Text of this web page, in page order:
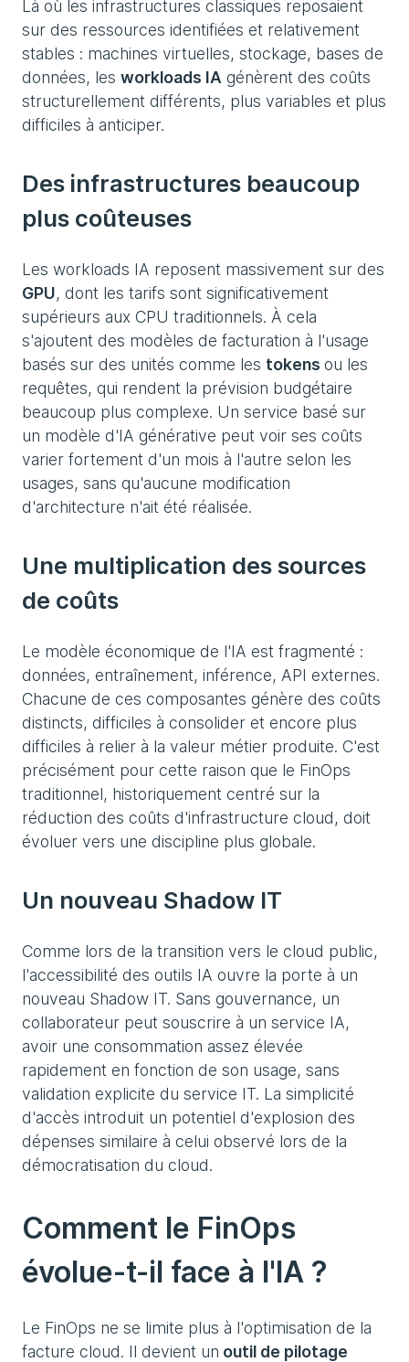
Là où les infrastructures classiques reposaient
sur des ressources identifiées et relativement
stables : machines virtuelles, stockage, bases de
données, les workloads IA génèrent des coûts
structurellement différents, plus variables et plus
difficiles à anticiper.
Des infrastructures beaucoup
plus coûteuses
Les workloads IA reposent massivement sur des
GPU, dont les tarifs sont significativement
supérieurs aux CPU traditionnels. À cela
s'ajoutent des modèles de facturation à l'usage
basés sur des unités comme les tokens ou les
requêtes, qui rendent la prévision budgétaire
beaucoup plus complexe. Un service basé sur
un modèle d'IA générative peut voir ses coûts
varier fortement d'un mois à l'autre selon les
usages, sans qu'aucune modification
d'architecture n'ait été réalisée.
Une multiplication des sources
de coûts
Le modèle économique de l'IA est fragmenté :
données, entraînement, inférence, API externes.
Chacune de ces composantes génère des coûts
distincts, difficiles à consolider et encore plus
difficiles à relier à la valeur métier produite. C'est
précisément pour cette raison que le FinOps
traditionnel, historiquement centré sur la
réduction des coûts d'infrastructure cloud, doit
évoluer vers une discipline plus globale.
Un nouveau Shadow IT
Comme lors de la transition vers le cloud public,
l'accessibilité des outils IA ouvre la porte à un
nouveau Shadow IT. Sans gouvernance, un
collaborateur peut souscrire à un service IA,
avoir une consommation assez élevée
rapidement en fonction de son usage, sans
validation explicite du service IT. La simplicité
d'accès introduit un potentiel d'explosion des
dépenses similaire à celui observé lors de la
démocratisation du cloud.
Comment le FinOps
évolue-t-il face à l'IA ?
Le FinOps ne se limite plus à l'optimisation de la
facture cloud. Il devient un outil de pilotage